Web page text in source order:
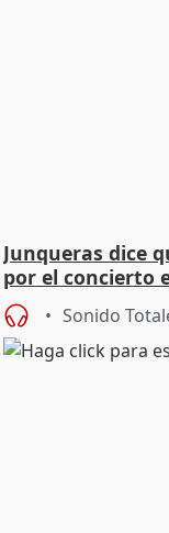
Junqueras dice
por el concierto
Sonido